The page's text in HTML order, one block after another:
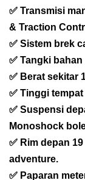
✅ Transmisi
& Traction
✅ Sistem brek
✅ Tangki
✅ Berat sekitar
✅ Tinggi
✅ Suspensi
Monoshock
✅ Rim depan
adventure.
✅ Paparan